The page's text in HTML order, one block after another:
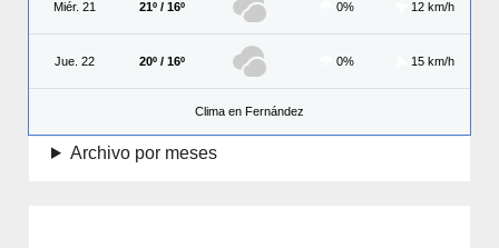
Miér. 21 21º / 16º 0% 12 km/h
Jue. 22 20º / 16º 0% 15 km/h
Clima en Fernández
Archivo por meses